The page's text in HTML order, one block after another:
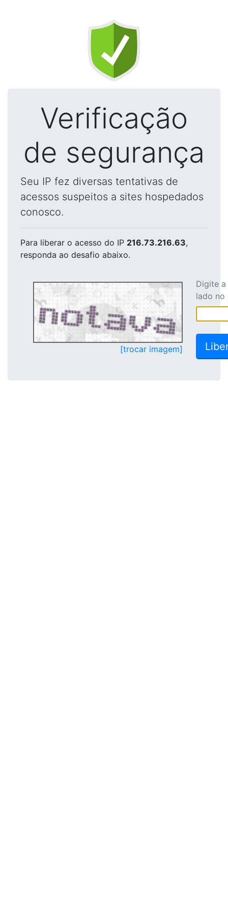
Verificação
de segurança
Seu IP fez diversas tentativas de
acessos suspeitos a sites hospedados
conosco.
Para liberar o acesso do IP 216.73.216.63,
responda ao desafio abaixo.
[trocar imagem]
Digite
lado no